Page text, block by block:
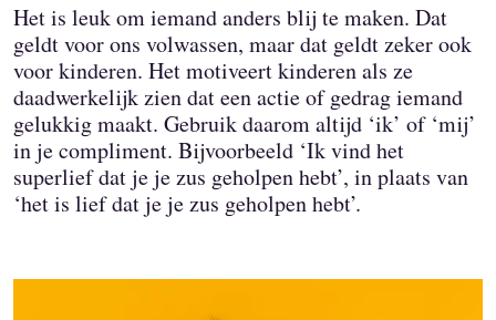
Het is leuk om iemand anders blij te maken. Dat
geldt voor ons volwassen, maar dat geldt zeker ook
voor kinderen. Het motiveert kinderen als ze
daadwerkelijk zien dat een actie of gedrag iemand
gelukkig maakt. Gebruik daarom altijd ‘ik’ of ‘mij’
in je compliment. Bijvoorbeeld ‘Ik vind het
superlief dat je je zus geholpen hebt’, in plaats van
‘het is lief dat je je zus geholpen hebt’.